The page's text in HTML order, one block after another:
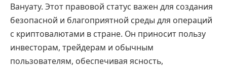
Вануату. Этот правовой статус важен для создания
безопасной и благоприятной среды для операций
с криптовалютами в стране. Он приносит пользу
инвесторам, трейдерам и обычным
пользователям, обеспечивая ясность,